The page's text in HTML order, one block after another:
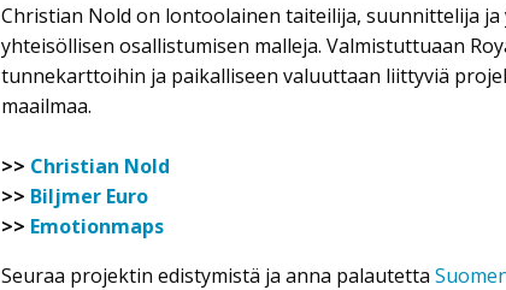
Christian Nold on lontoolainen taiteilija, suunnittelija
yhteisöllisen osallistumisen malleja. Valmistuttuaan
tunnekarttoihin ja paikalliseen valuuttaan liittyviä
maailmaa.
>> Christian Nold
>> Biljmer Euro
>> Emotionmaps
Seuraa projektin edistymistä ja anna palautetta